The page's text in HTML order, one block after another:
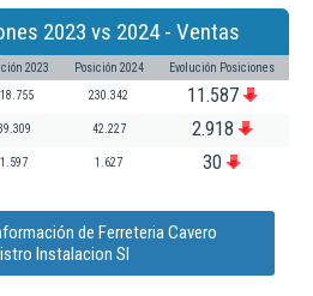
2023 vs 2024 - Ventas
2023 Posición 2024 Evolución Posiciones
230.342 11.587
42.227 2.918
1.597 1.627 30
de Ferreteria Cavero
Instalacion Sl